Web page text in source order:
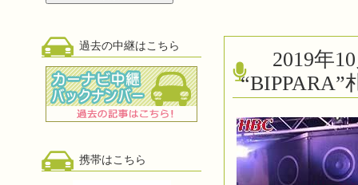
過去の中継はこちら
携帯はこちら
2019年
“BIPPARA”